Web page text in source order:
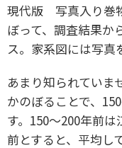
現代版 写真入り巻
ぼって、調査結果か
ス。家系図には写真
あまり知られていま
かのぼることで、
す。 150～200年前
前とすると、平均し